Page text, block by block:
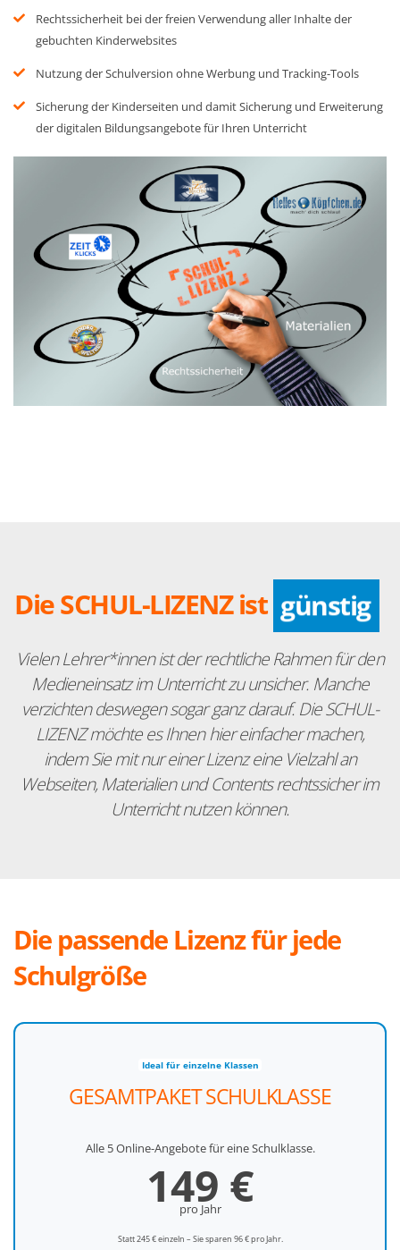
Rechtssicherheit bei der freien Verwendung aller Inhalte der
gebuchten Kinderwebsites
Nutzung der Schulversion ohne Werbung und Tracking-Tools
Sicherung der Kinderseiten und damit Sicherung und Erweiterung
der digitalen Bildungsangebote für Ihren Unterricht
Die SCHUL-LIZENZ ist günstig
Vielen Lehrer*innen ist der rechtliche Rahmen für den
Medieneinsatz im Unterricht zu unsicher. Manche
verzichten deswegen sogar ganz darauf. Die SCHUL-
LIZENZ möchte es Ihnen hier einfacher machen,
indem Sie mit nur einer Lizenz eine Vielzahl an
Webseiten, Materialien und Contents rechtssicher im
Unterricht nutzen können.
Die passende Lizenz für jede
Schulgröße
Ideal für einzelne Klassen
GESAMTPAKET SCHULKLASSE
Alle 5 Online-Angebote für eine Schulklasse.
149 €
pro Jahr
Statt 245 € einzeln – Sie sparen 96 € pro Jahr.